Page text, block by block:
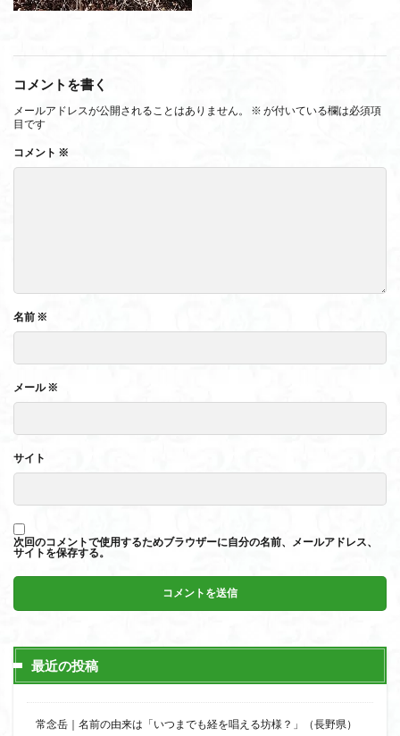
コメントを書く
メールアドレスが公開されることはありません。 ※ が付いている欄は必須項
目です
コメント ※
名前 ※
メール※
サイト
次回のコメントで使用するためブラウザーに自分の名前、メールアドレス、
サイトを保存する。
最近の投稿
常念岳｜名前の由来は「いつまでも経を唱える坊様？」（長野県）